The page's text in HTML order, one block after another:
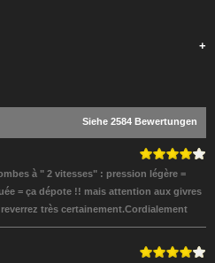
+
Siehe 2584 Bewertungen
à " 2 vitesses" : pression légère =
= ça dépote !! mais attention aux givres
très certainement.Cordialement